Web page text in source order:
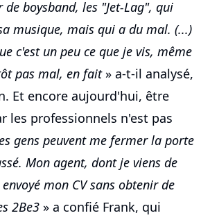
boysband, les "Jet-Lag", qui
musique, mais qui a du mal. (...)
c'est un peu ce que je vis, même
pas mal, en fait» a-t-il analysé,
Et encore aujourd'hui, être
les professionnels n'est pas
gens peuvent me fermer la porte
Mon agent, dont je viens de
mon CV sans obtenir de
2Be3 » a confié Frank, qui